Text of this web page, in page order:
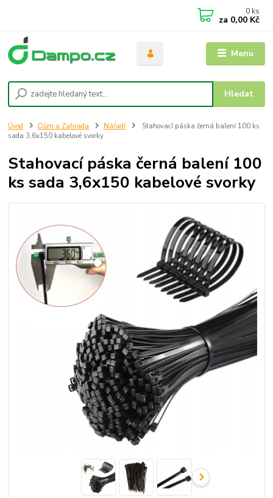
Menu
Hledat
0 ks
za 0,00 Kč
Úvod Dům a Zahrada Nářadí
Stahovací páska černá balení 100 ks
sada 3,6x150 kabelové svorky
Stahovací páska černá balení 100
ks sada 3,6x150 kabelové svorky